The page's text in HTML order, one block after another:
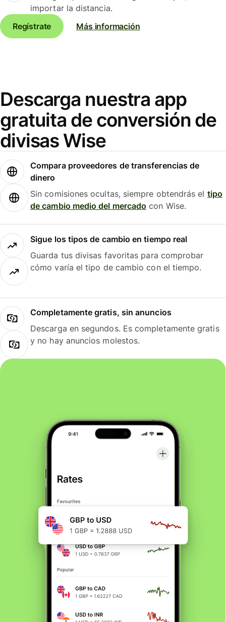
importar la distancia.
Regístrate
Más información
Descarga nuestra app
gratuita de conversión de
divisas Wise
Compara proveedores de transferencias de
dinero
Sin comisiones ocultas, siempre obtendrás el tipo
de cambio medio del mercado con Wise.
Sigue los tipos de cambio en tiempo real
Guarda tus divisas favoritas para comprobar
cómo varía el tipo de cambio con el tiempo.
Completamente gratis, sin anuncios
Descarga en segundos. Es completamente gratis
y no hay anuncios molestos.